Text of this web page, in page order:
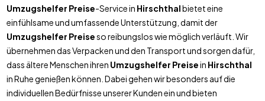
Umzugshelfer Preise-Service in Hirschthalbietet eine
einfühlsame und umfassende Unterstützung, damit der
Umzugshelfer Preiseso reibungslos wie möglich verläuft. Wir
übernehmen das Verpacken und den Transport und sorgen dafür,
dass ältere Menschen ihren Umzugshelfer Preisein Hirschthal
in Ruhe genießen können. Dabei gehen wir besonders auf die
individuellen Bedürfnisse unserer Kunden ein und bieten